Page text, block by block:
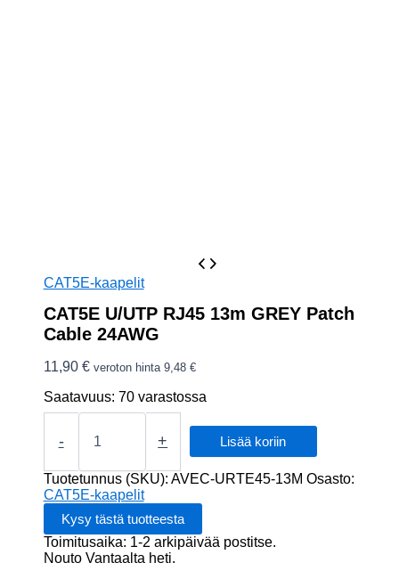
CAT5E-kaapelit
CAT5E U/UTP RJ45 13m GREY Patch
Cable 24AWG
11,90 € veroton hinta 9,48 €
Saatavuus: 70 varastossa
-
CAT5E
13m
GREY
Patch
Cable
24AWG
määrä
+ Lisää koriin
Tuotetunnus (SKU): AVEC-URTE45-13M Osasto:
CAT5E-kaapelit
Toimitusaika: 1-2 arkipäivää postitse.
Nouto Vantaalta heti.